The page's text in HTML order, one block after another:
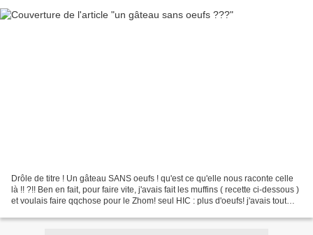
Drôle de titre ! Un gâteau SANS oeufs ! qu'est ce qu'elle nous raconte celle
là !! ?!! Ben en fait, pour faire vite, j'avais fait les muffins ( recette ci-dessous )
et voulais faire qqchose pour le Zhom! seul HIC : plus d'oeufs! j'avais tout